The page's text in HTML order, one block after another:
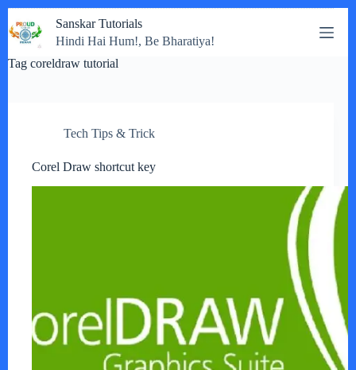
to
content
Sanskar Tutorials
Hindi Hai Hum!, Be Bharatiya!
Tag coreldraw tutorial
Tech Tips & Trick
Corel Draw shortcut key